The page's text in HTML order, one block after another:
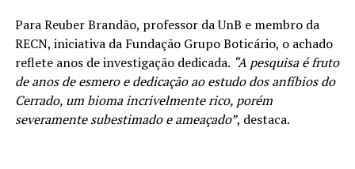
Para Reuber Brandão, professor da UnB e membro da
RECN, iniciativa da Fundação Grupo Boticário, o achado
reflete anos de investigação dedicada. “A pesquisa é fruto
de anos de esmero e dedicação ao estudo dos anfíbios do
Cerrado, um bioma incrivelmente rico, porém
severamente subestimado e ameaçado”, destaca.